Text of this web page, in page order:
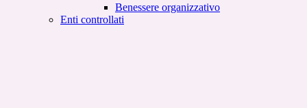
Benessere organizzativo
Enti controllati